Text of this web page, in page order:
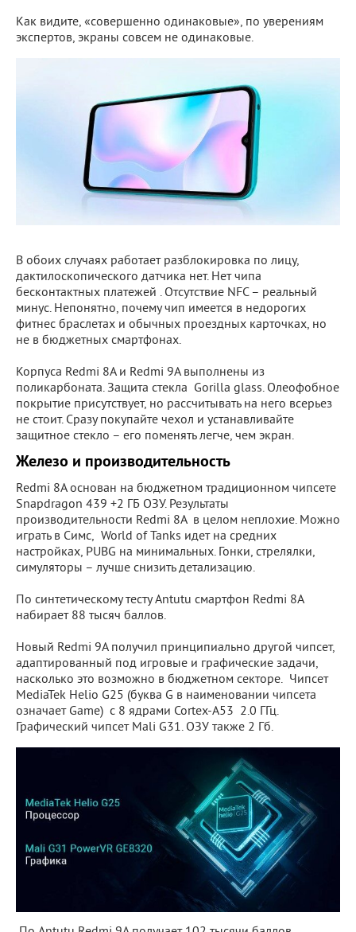
Как видите, «совершенно одинаковые», по уверениям
экспертов, экраны совсем не одинаковые.
В обоих случаях работает разблокировка по лицу,
дактилоскопического датчика нет. Нет чипа
бесконтактных платежей . Отсутствие NFC – реальный
минус. Непонятно, почему чип имеется в недорогих
фитнес браслетах и обычных проездных карточках, но
не в бюджетных смартфонах.
Корпуса Redmi 8A и Redmi 9A выполнены из
поликарбоната. Защита стекла Gorilla glass. Олеофобное
покрытие присутствует, но рассчитывать на него всерьез
не стоит. Сразу покупайте чехол и устанавливайте
защитное стекло – его поменять легче, чем экран.
Железо и производительность
Redmi 8A основан на бюджетном традиционном чипсете
Snapdragon 439 +2 ГБ ОЗУ. Результаты
производительности Redmi 8A в целом неплохие. Можно
играть в Симс, World of Tanks идет на средних
настройках, PUBG на минимальных. Гонки, стрелялки,
симуляторы – лучше снизить детализацию.
По синтетическому тесту Antutu смартфон Redmi 8A
набирает 88 тысяч баллов.
Новый Redmi 9A получил принципиально другой чипсет,
адаптированный под игровые и графические задачи,
насколько это возможно в бюджетном секторе. Чипсет
MediaTek Helio G25 (буква G в наименовании чипсета
означает Game) с 8 ядрами Cortex-A53 2.0 ГГц.
Графический чипсет Mali G31. ОЗУ также 2 Гб.